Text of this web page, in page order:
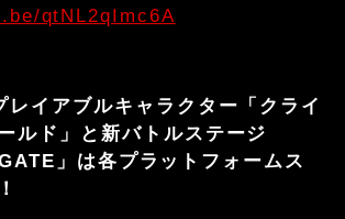
qtNL2qImc6A
レイアブルキャラクター「クライ
ルド」と新バトルステージ
」は各プラットフォームス